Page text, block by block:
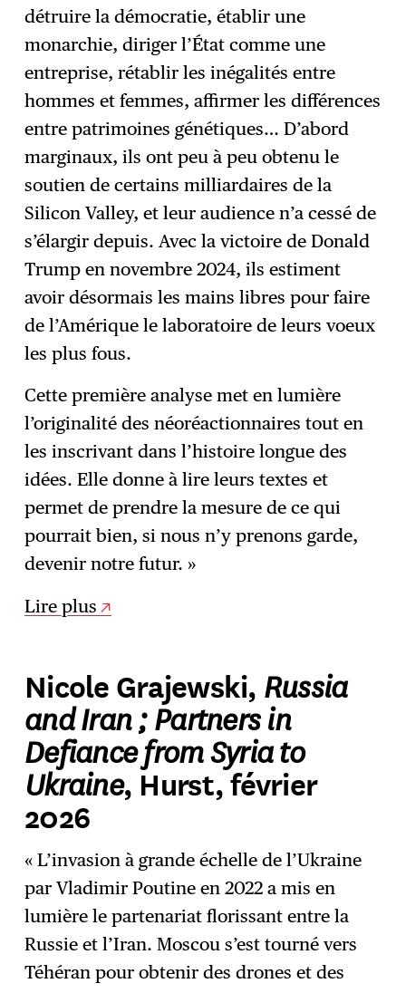
détruire la démocratie, établir une
monarchie, diriger l’État comme une
entreprise, rétablir les inégalités entre
hommes et femmes, affirmer les différences
entre patrimoines génétiques… D’abord
marginaux, ils ont peu à peu obtenu le
soutien de certains milliardaires de la
Silicon Valley, et leur audience n’a cessé de
s’élargir depuis. Avec la victoire de Donald
Trump en novembre 2024, ils estiment
avoir désormais les mains libres pour faire
de l’Amérique le laboratoire de leurs voeux
les plus fous.
Cette première analyse met en lumière
l’originalité des néoréactionnaires tout en
les inscrivant dans l’histoire longue des
idées. Elle donne à lire leurs textes et
permet de prendre la mesure de ce qui
pourrait bien, si nous n’y prenons garde,
devenir notre futur. »
Lire plus
Nicole Grajewski, Russia
and Iran ; Partners in
Defiance from Syria to
Ukraine, Hurst, février
2026
« L’invasion à grande échelle de l’Ukraine
par Vladimir Poutine en 2022 a mis en
lumière le partenariat florissant entre la
Russie et l’Iran. Moscou s’est tourné vers
Téhéran pour obtenir des drones et des